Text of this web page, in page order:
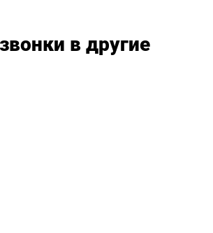
в другие